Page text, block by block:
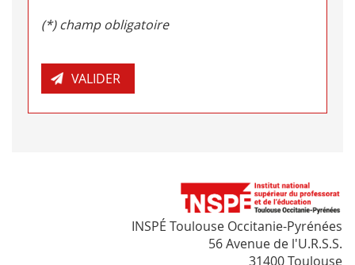
(*) champ obligatoire
INSPÉ Toulouse Occitanie-Pyrénées
56 Avenue de l'U.R.S.S.
31400 Toulouse